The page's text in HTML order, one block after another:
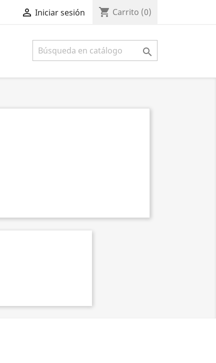
 Iniciar sesión shopping_cart Carrito (0)
